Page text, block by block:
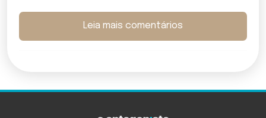
Leia mais comentários